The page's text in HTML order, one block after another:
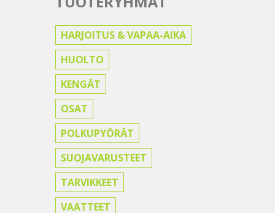
HARJOITUS & VAPAA-AIKA
HUOLTO
KENGÄT
OSAT
POLKUPYÖRÄT
SUOJAVARUSTEET
TARVIKKEET
VAATTEET